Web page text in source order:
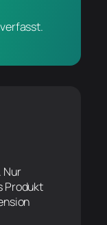
Nur
Produkt